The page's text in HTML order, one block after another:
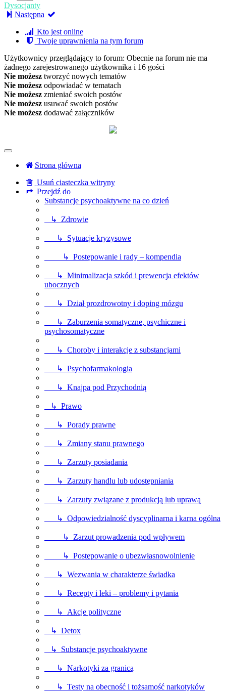
Dysocjanty
Następna
Kto jest online
Twoje uprawnienia na tym forum
Użytkownicy przeglądający to forum: Obecnie na forum nie ma
żadnego zarejestrowanego użytkownika i 16 gości
Nie możesz tworzyć nowych tematów
Nie możesz odpowiadać w tematach
Nie możesz zmieniać swoich postów
Nie możesz usuwać swoich postów
Nie możesz dodawać załączników
Strona główna
Usuń ciasteczka witryny
Przejdź do
Substancje psychoaktywne na co dzień
↳ Zdrowie
↳ Sytuacje kryzysowe
↳ Postępowanie i rady – kompendia
↳ Minimalizacja szkód i prewencja efektów
ubocznych
↳ Dział prozdrowotny i doping mózgu
↳ Zaburzenia somatyczne, psychiczne i
psychosomatyczne
↳ Choroby i interakcje z substancjami
↳ Psychofarmakologia
↳ Knajpa pod Przychodnią
↳ Prawo
↳ Porady prawne
↳ Zmiany stanu prawnego
↳ Zarzuty posiadania
↳ Zarzuty handlu lub udostępniania
↳ Zarzuty związane z produkcją lub uprawą
↳ Odpowiedzialność dyscyplinarna i karna ogólna
↳ Zarzut prowadzenia pod wpływem
↳ Postępowanie o ubezwłasnowolnienie
↳ Wezwania w charakterze świadka
↳ Recepty i leki – problemy i pytania
↳ Akcje polityczne
↳ Detox
↳ Substancje psychoaktywne
↳ Narkotyki za granicą
↳ Testy na obecność i tożsamość narkotyków